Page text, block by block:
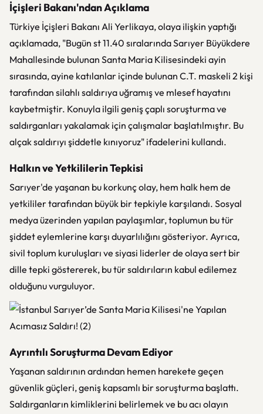
İçişleri Bakanı'ndan Açıklama
Türkiye İçişleri Bakanı Ali Yerlikaya, olaya ilişkin yaptığı
açıklamada, "Bugün st 11.40 sıralarında Sarıyer Büyükdere
Mahallesinde bulunan Santa Maria Kilisesindeki ayin
sırasında, ayine katılanlar içinde bulunan C.T. maskeli 2 kişi
tarafından silahlı saldırıya uğramış ve mlesef hayatını
kaybetmiştir. Konuyla ilgili geniş çaplı soruşturma ve
saldırganları yakalamak için çalışmalar başlatılmıştır. Bu
alçak saldırıyı şiddetle kınıyoruz" ifadelerini kullandı.
Halkın ve Yetkililerin Tepkisi
Sarıyer'de yaşanan bu korkunç olay, hem halk hem de
yetkililer tarafından büyük bir tepkiyle karşılandı. Sosyal
medya üzerinden yapılan paylaşımlar, toplumun bu tür
şiddet eylemlerine karşı duyarlılığını gösteriyor. Ayrıca,
sivil toplum kuruluşları ve siyasi liderler de olaya sert bir
dille tepki göstererek, bu tür saldırıların kabul edilemez
olduğunu vurguluyor.
Ayrıntılı Soruşturma Devam Ediyor
Yaşanan saldırının ardından hemen harekete geçen
güvenlik güçleri, geniş kapsamlı bir soruşturma başlattı.
Saldırganların kimliklerini belirlemek ve bu acı olayın